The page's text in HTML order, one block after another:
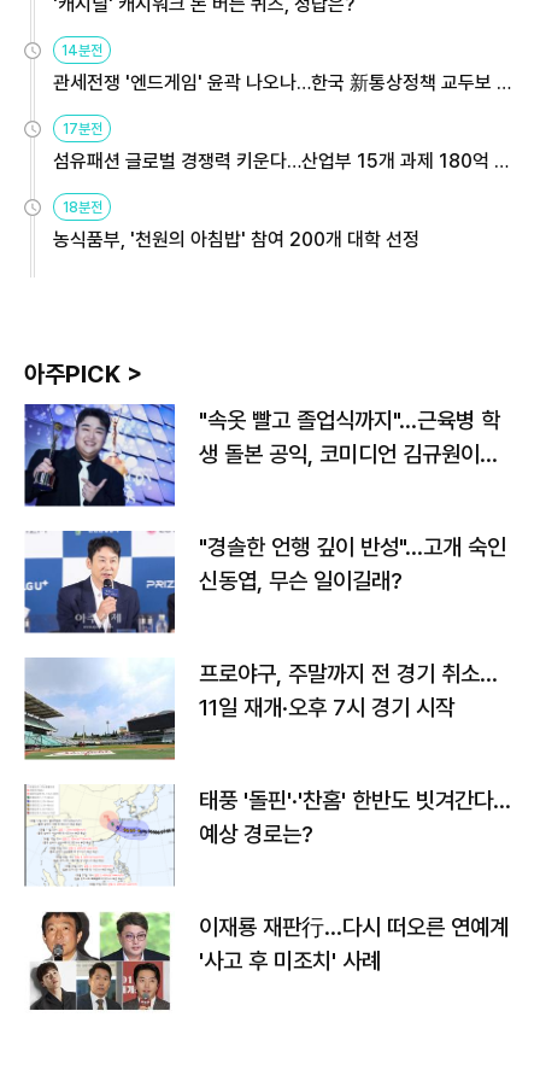
14분전
관세전쟁 '엔드게임' 윤곽 나오나…한국 新통상정책 교두보 활
용해야
17분전
섬유패션 글로벌 경쟁력 키운다…산업부 15개 과제 180억 지
원
18분전
농식품부, '천원의 아침밥' 참여 200개 대학 선정
아주PICK >
"속옷 빨고 졸업식까지"…근육병 학
생 돌본 공익, 코미디언 김규원이었
"경솔한 언행 깊이 반성"…고개 숙인
신동엽, 무슨 일이길래?
프로야구, 주말까지 전 경기 취소…
11일 재개·오후 7시 경기 시작
태풍 '돌핀'·'찬홈' 한반도 빗겨간다…
예상 경로는?
이재룡 재판行…다시 떠오른 연예계
'사고 후 미조치' 사례